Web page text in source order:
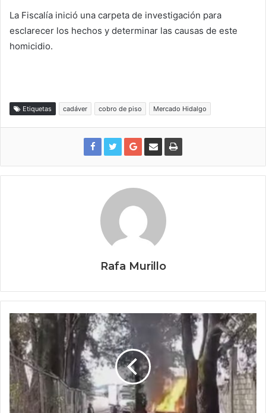
La Fiscalía inició una carpeta de investigación para
esclarecer los hechos y determinar las causas de este
homicidio.
Etiquetas cadáver cobro de piso Mercado Hidalgo
Rafa Murillo